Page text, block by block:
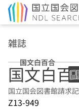
雑誌
国文白百合
国文白百
国立国会図書館請求
Z13-949